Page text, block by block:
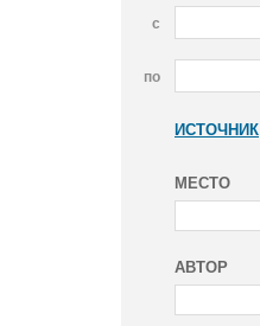
с
по
ИСТОЧНИК
МЕСТО
АВТОР